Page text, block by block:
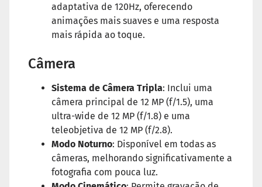
adaptativa de 120Hz, oferecendo
animações mais suaves e uma resposta
mais rápida ao toque.
Câmera
Sistema de Câmera Tripla: Inclui uma
câmera principal de 12 MP (f/1.5), uma
ultra-wide de 12 MP (f/1.8) e uma
teleobjetiva de 12 MP (f/2.8).
Modo Noturno: Disponível em todas as
câmeras, melhorando significativamente a
fotografia com pouca luz.